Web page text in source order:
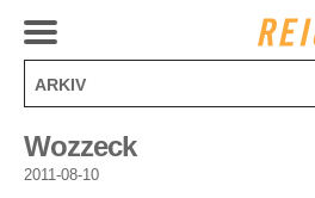
ARKIV
december 2024
oktober 2024
Wozzeck
2011-08-10